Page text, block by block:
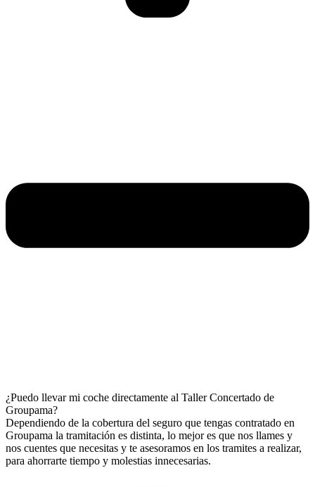
¿Puedo llevar mi coche directamente al Taller Concertado de
Groupama?
Dependiendo de la cobertura del seguro que tengas contratado en
Groupama la tramitación es distinta, lo mejor es que nos llames y
nos cuentes que necesitas y te asesoramos en los tramites a realizar,
para ahorrarte tiempo y molestias innecesarias.